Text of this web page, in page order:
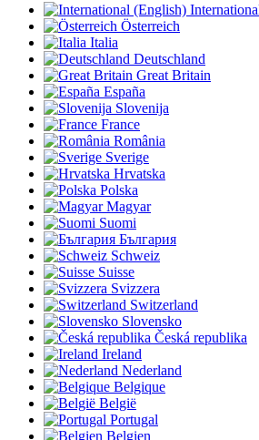
Österreich
Italia
Deutschland
Great Britain
España
Slovenija
France
România
Sverige
Hrvatska
Polska
Magyar
Suomi
България
Schweiz
Suisse
Svizzera
Switzerland
Slovensko
Česká republika
Ireland
Nederland
Belgique
België
Portugal
Belgien